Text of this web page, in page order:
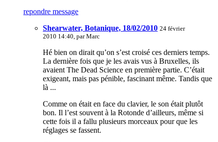
repondre message
Shearwater, Botanique, 18/02/2010 24 février
2010 14:40, parMarc
Hé bien on dirait qu’on s’est croisé ces derniers temps.
La dernière fois que je les avais vus à Bruxelles, ils
avaient The Dead Science en première partie. C’était
exigeant, mais pas pénible, fascinant même. Tandis que
là ...
Comme on était en face du clavier, le son était plutôt
bon. Il l’est souvent à la Rotonde d’ailleurs, même si
cette fois il a fallu plusieurs morceaux pour que les
réglages se fassent.